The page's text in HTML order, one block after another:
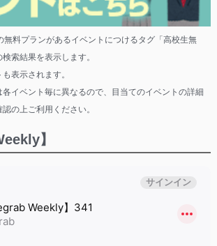
料プランがあるイベントにつけるタグ「高校生無
索結果を表示します。
表示されます。
イベント毎に異なるので、目当てのイベントの詳細
の上ご利用ください。
】